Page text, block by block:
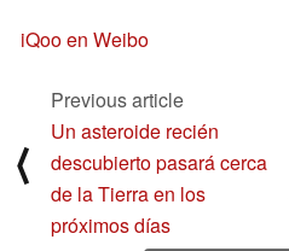
iQoo en Weibo
⟨
Previous article
Un asteroide recién
descubierto pasará cerca
de la Tierra en los
próximos días